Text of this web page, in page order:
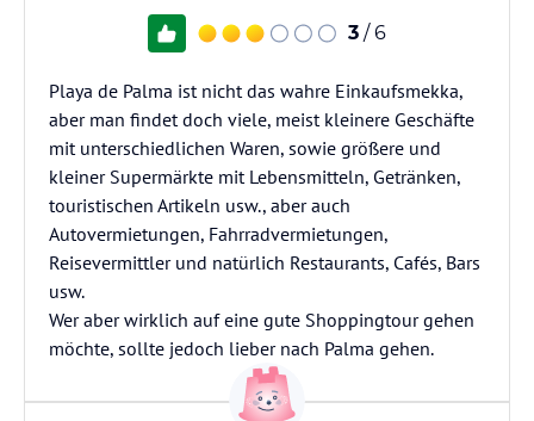
3 / 6
Playa de Palma ist nicht das wahre Einkaufsmekka,
aber man findet doch viele, meist kleinere Geschäfte
mit unterschiedlichen Waren, sowie größere und
kleiner Supermärkte mit Lebensmitteln, Getränken,
touristischen Artikeln usw., aber auch
Autovermietungen, Fahrradvermietungen,
Reisevermittler und natürlich Restaurants, Cafés, Bars
usw.
Wer aber wirklich auf eine gute Shoppingtour gehen
möchte, sollte jedoch lieber nach Palma gehen.